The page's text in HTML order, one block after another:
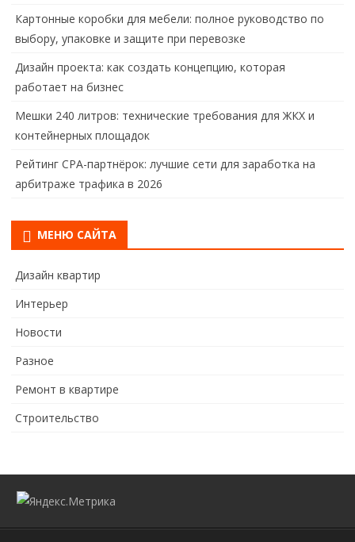
Картонные коробки для мебели: полное руководство по
выбору, упаковке и защите при перевозке
Дизайн проекта: как создать концепцию, которая
работает на бизнес
Мешки 240 литров: технические требования для ЖКХ и
контейнерных площадок
Рейтинг CPA-партнёрок: лучшие сети для заработка на
арбитраже трафика в 2026
МЕНЮ САЙТА
Дизайн квартир
Интерьер
Новости
Разное
Ремонт в квартире
Строительство